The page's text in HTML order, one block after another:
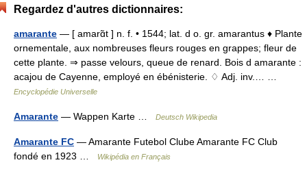
Regardez d'autres dictionnaires:
amarante — [ amarɑ̃t ] n. f. • 1544; lat. d o. gr. amarantus ♦ Plante
ornementale, aux nombreuses fleurs rouges en grappes; fleur de
cette plante. ⇒ passe velours, queue de renard. Bois d amarante :
acajou de Cayenne, employé en ébénisterie. ♢ Adj. inv.… …
Encyclopédie Universelle
Amarante — Wappen Karte … Deutsch Wikipedia
Amarante FC — Amarante Futebol Clube Amarante FC Club
fondé en 1923 …
Wikipédia en Français